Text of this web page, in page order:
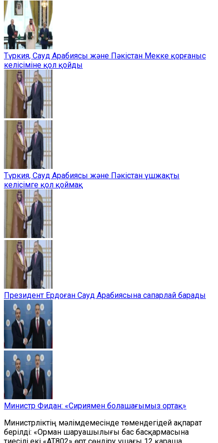
Түркия, Сауд Арабиясы және Пәкістан Мекке қорғаныс
келісіміне қол қойды
Түркия, Сауд Арабиясы және Пәкістан үшжақты
келісімге қол қоймақ
Президент Ердоған Сауд Арабиясына сапарлай барады
Министр Фидан: «Сириямен болашағымыз ортақ»
Министрліктің мәлімдемесінде төмендегідей ақпарат
берілді: «Орман шаруашылығы бас басқармасына